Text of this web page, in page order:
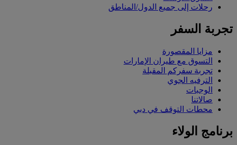
رحلات إلى جميع الدول/المناطق
تجربة السفر
مزايا المقصورة
التسوق مع طيران الإمارات
تجربة سفركم المقبلة
الترفيه الجوي
الوجبات
صالاتنا
محطات التوقف في دبي
برنامج الولاء